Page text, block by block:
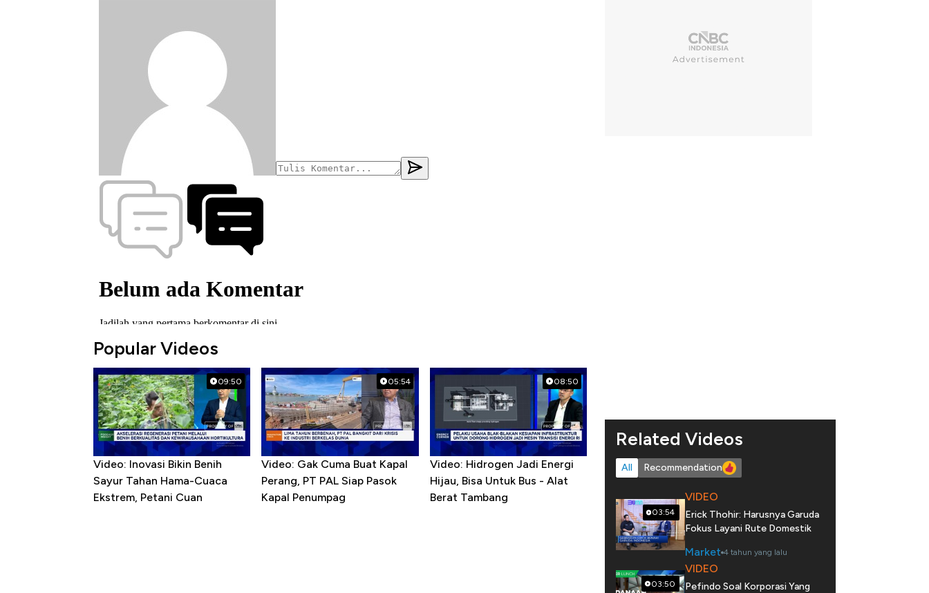
Popular Videos
09:50
Video: Inovasi Bikin Benih
Sayur Tahan Hama-Cuaca
Ekstrem, Petani Cuan
05:54
Video: Gak Cuma Buat Kapal
Perang, PT PAL Siap Pasok
Kapal Penumpag
08:50
Video: Hidrogen Jadi Energi
Hijau, Bisa Untuk Bus - Alat
Berat Tambang
Related Videos
All Recommendation
03:54
VIDEO
Erick Thohir: Harusnya Garuda
Fokus Layani Rute Domestik
Market 4 tahun yang lalu
03:50
VIDEO
Pefindo Soal Korporasi Yang